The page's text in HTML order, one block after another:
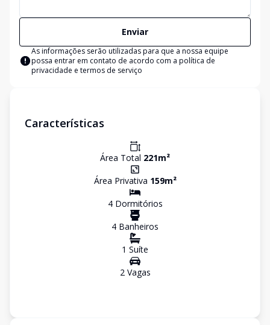
Enviar
As informações serão utilizadas para que a nossa equipe
possa entrar em contato de acordo com a política de
privacidade e termos de serviço
Características
Área Total 221m²
Área Privativa 159m²
4Dormitórios
4 Banheiros
1 Suíte
2Vagas